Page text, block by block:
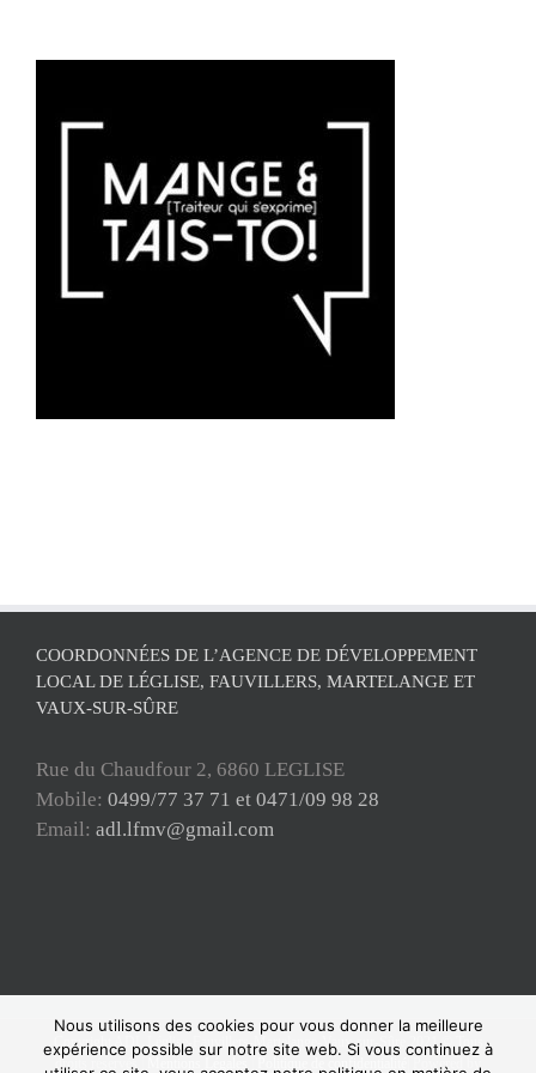
COORDONNÉES DE L’AGENCE DE DÉVELOPPEMENT
LOCAL DE LÉGLISE, FAUVILLERS, MARTELANGE ET
VAUX-SUR-SÛRE
Rue du Chaudfour 2, 6860 LEGLISE
Mobile: 0499/77 37 71 et 0471/09 98 28
Email: adl.lfmv@gmail.com
Copyright ADL Léglise-Fauvillers-Martelange-Vaux-sur-Sûre 2021 © Tous
droits réservés |
| Powered by
Nous utilisons des cookies pour vous donner la meilleure
expérience possible sur notre site web. Si vous continuez à